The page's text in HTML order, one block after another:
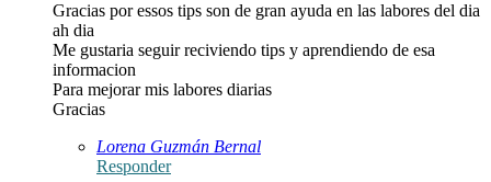
Gracias por essos tips son de gran ayuda en las labores del dia
ah dia
Me gustaria seguir reciviendo tips y aprendiendo de esa
informacion
Para mejorar mis labores diarias
Gracias
Lorena Guzmán Bernal
Responder